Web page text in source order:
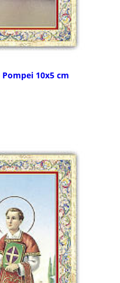
10x5 cm